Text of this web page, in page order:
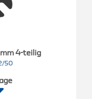
4-teilig
50